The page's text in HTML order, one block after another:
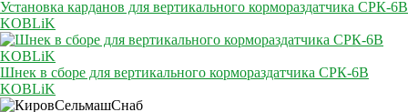
Установка карданов для вертикального кормораздатчика СРК-6В
KOBLiK
Шнек в сборе для вертикального кормораздатчика СРК-6В
KOBLiK